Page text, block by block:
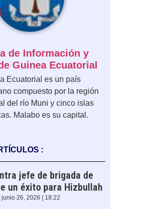
de Información y
Guinea Ecuatorial
Ecuatorial es un país
compuesto por la región
del río Muni y cinco islas
Malabo es su capital.
:
jefe de brigada de
un éxito para Hizbullah
junio 26, 2026 | 18:22